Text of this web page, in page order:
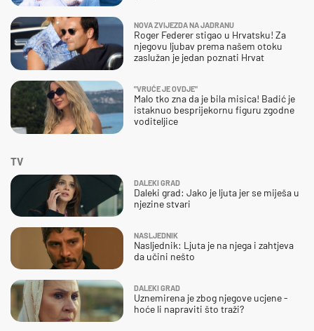
NOVA ZVIJEZDA NA JADRANU
Roger Federer stigao u Hrvatsku! Za
njegovu ljubav prema našem otoku
zaslužan je jedan poznati Hrvat
"VRUĆE JE OVDJE"
Malo tko zna da je bila misica! Badić je
istaknuo besprijekornu figuru zgodne
voditeljice
TV
DALEKI GRAD
Daleki grad: Jako je ljuta jer se miješa u
njezine stvari
NASLJEDNIK
Nasljednik: Ljuta je na njega i zahtjeva
da učini nešto
DALEKI GRAD
Uznemirena je zbog njegove ucjene -
hoće li napraviti što traži?